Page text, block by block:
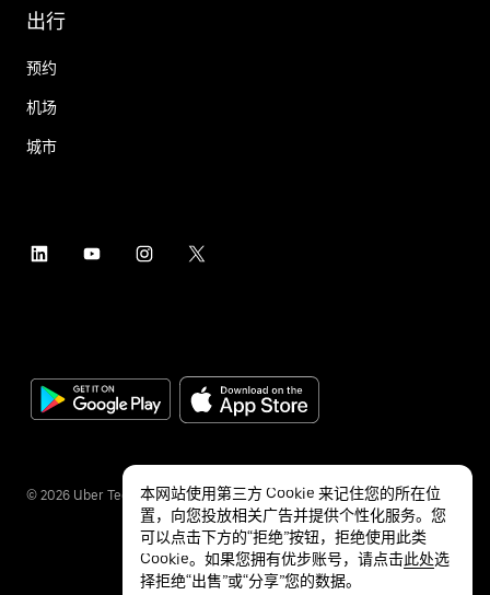
出行
预约
机场
城市
© 2026 Uber Technologies Inc.
本网站使用第三方 Cookie 来记住您的所在位
置，向您投放相关广告并提供个性化服务。您
可以点击下方的“拒绝”按钮，拒绝使用此类
Cookie。如果您拥有优步账号，请点击此处选
择拒绝“出售”或“分享”您的数据。